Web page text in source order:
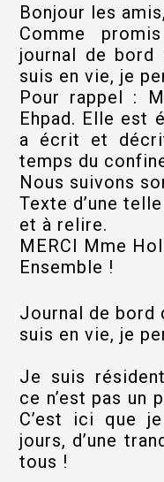
Bonjour les amis,
Comme
journal de bord
suis en vie, je
Pour rappel :
Ehpad. Elle est
a écrit et
temps du
Nous suivons
Texte d’une
et à relire.
MERCI Mme
Ensemble !
Journal de bord
suis en vie, je
Je suis
ce n’est pas un
C’est ici que
jours, d’une
tous !